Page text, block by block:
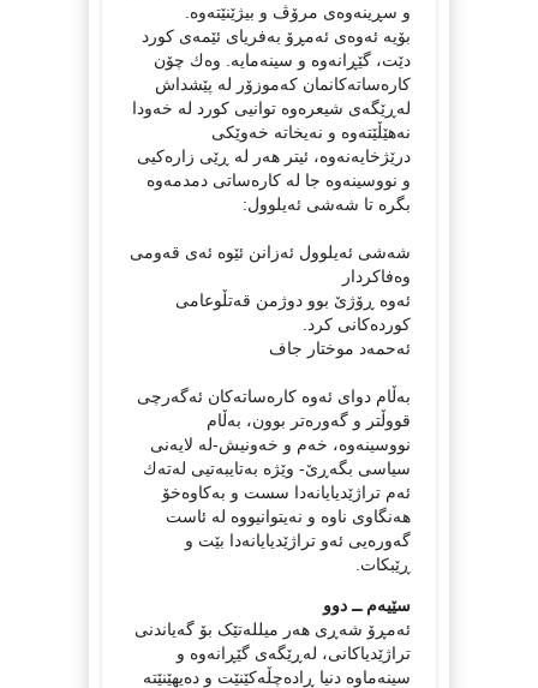
و سڕینەوەی مرۆڤ و بیژێنێته‌وه‌.
بۆیه‌ ئه‌وه‌ی ئه‌مڕۆ به‌فریای ئێمه‌ی كورد
دێت، گێڕانه‌وه‌ و سینه‌مایه‌. وه‌ك چۆن
كاره‌ساته‌كانمان كه‌موزۆر له‌ پێشداش
له‌ڕێگه‌ی شیعره‌وه‌ توانیی كورد له‌ خه‌ودا
نه‌هێڵێته‌وه‌ و نه‌یخاته‌ خه‌وێكی
درێژخایه‌نه‌وه‌، ئیتر هه‌ر له‌ ڕێی زاره‌كیی
و نووسینه‌وه‌ جا له‌ كاره‌ساتی دمدمه‌وه‌
بگره‌ تا شه‌شی ئه‌یلوول:
شه‌شی ئه‌یلوول ئه‌زانن ئێوه‌ ئه‌ی قه‌ومی
وه‌فاكردار
ئه‌وه‌ ڕۆژێ بوو دوژمن قه‌تڵوعامی
كورده‌كانی كرد.
ئه‌حمه‌د موختار جاف
به‌ڵام دوای ئه‌وه‌ كاره‌ساته‌كان ئه‌گه‌رچی
قووڵتر و گه‌وره‌تر بوون، به‌ڵام
نووسینه‌وه‌، خه‌م و خه‌ونیش-له‌ لایه‌نی
سیاسی بگه‌ڕێ- وێژه‌ به‌تایبه‌تیی له‌ته‌ك
ئه‌م تراژێدیایانه‌دا سست و به‌كاوه‌خۆ
هه‌نگاوی ناوه‌ و نه‌یتوانیووه‌ له‌ ئاست
گه‌وره‌یی ئه‌و تراژێدیایانه‌دا بێت و
ڕێبكات.
سێیه‌م ــ دوو
ئەمڕۆ شەڕی هەر میللەتێک بۆ گەیاندنی
تراژێدیاکانی، لەڕێگەی گێڕانەوە و
سینەماوە دنیا ڕاده‌چڵه‌كێنێت و ده‌یهێنێته‌